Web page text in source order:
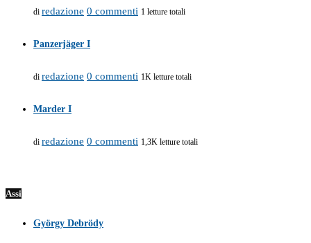
di redazione 0 commenti 1 letture totali
Panzerjäger I
di redazione 0 commenti 1K letture totali
Marder I
di redazione 0 commenti 1,3K letture totali
Assi
György Debrödy